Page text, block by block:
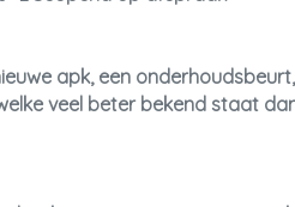
apk, een
veel beter bekend staat